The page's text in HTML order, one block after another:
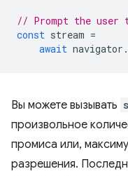
// Prompt the user
const stream =
await navigator .
Вы можете вызывать
произвольное
промиса или,
разрешения.